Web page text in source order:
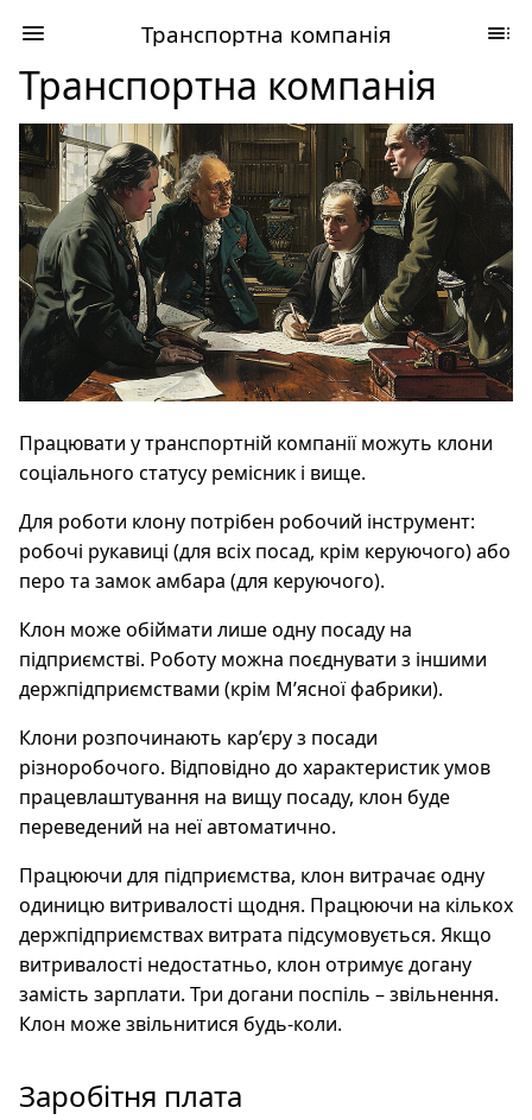
Транспортна компанія
Транспортна компанія
Працювати у транспортній компанії можуть клони
соціального статусу ремісник і вище.
Для роботи клону потрібен робочий інструмент:
робочі рукавиці (для всіх посад, крім керуючого) або
перо та замок амбара (для керуючого).
Клон може обіймати лише одну посаду на
підприємстві. Роботу можна поєднувати з іншими
держпідприємствами (крім М’ясної фабрики).
Клони розпочинають кар’єру з посади
різноробочого. Відповідно до характеристик умов
працевлаштування на вищу посаду, клон буде
переведений на неї автоматично.
Працюючи для підприємства, клон витрачає одну
одиницю витривалості щодня. Працюючи на кількох
держпідприємствах витрата підсумовується. Якщо
витривалості недостатньо, клон отримує догану
замість зарплати. Три догани поспіль – звільнення.
Клон може звільнитися будь-коли.
Заробітня плата